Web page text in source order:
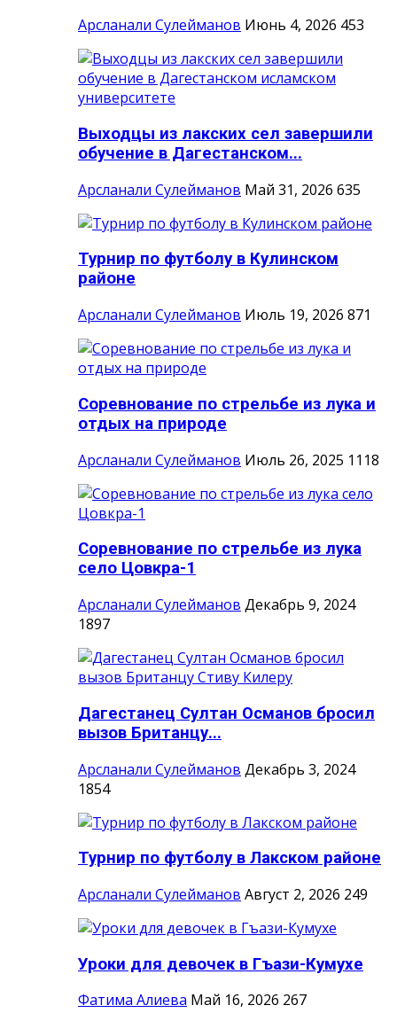
Арсланали Сулейманов Июнь 4, 2026 453
Выходцы из лакских сел завершили
обучение в Дагестанском...
Арсланали Сулейманов Май 31, 2026 635
Турнир по футболу в Кулинском
районе
Арсланали Сулейманов Июль 19, 2026 871
Соревнование по стрельбе из лука и
отдых на природе
Арсланали Сулейманов Июль 26, 2025 1118
Соревнование по стрельбе из лука
село Цовкра-1
Арсланали Сулейманов Декабрь 9, 2024
1897
Дагестанец Султан Османов бросил
вызов Британцу...
Арсланали Сулейманов Декабрь 3, 2024
1854
Турнир по футболу в Лакском районе
Арсланали Сулейманов Август 2, 2026 249
Уроки для девочек в Гъази-Кумухе
Фатима Алиева Май 16, 2026 267